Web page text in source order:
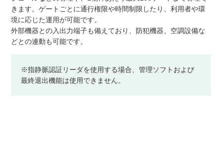
きます。ゲートごとに通行権限や時間制限したり、利用者や環
境に応じた運用が可能です。
外部機器との入出力端子も備えており、防犯機器、空調設備な
どとの連動も可能です。
※指静脈認証リーダを使用する場合、管理ソフトおよび
最終退出機能は使用できません。